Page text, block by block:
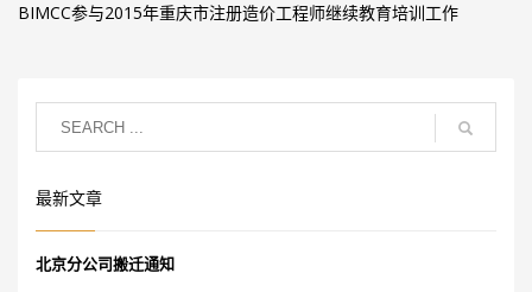
BIMCC参与2015年重庆市注册造价工程师继续教育培训工作
最新文章
北京分公司搬迁通知